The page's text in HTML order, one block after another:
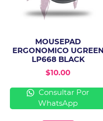
MOUSEPAD
ERGONOMICO UGREEN
LP668 BLACK
$10.00
Consultar Por
WhatsApp